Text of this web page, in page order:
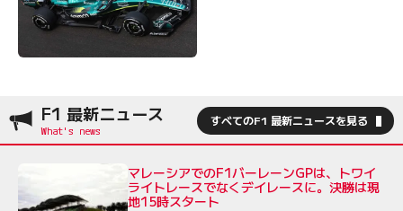
F1 最新ニュース すべてのF1 最新ニュースを見る
マレーシアでのF1バーレーンGPは、トワイ
ライトレースでなくデイレースに。決勝は現
地15時スタート